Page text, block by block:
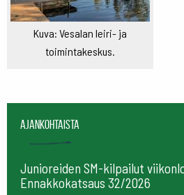
Kuva: Vesalan leiri- ja
toimintakeskus.
Ajankohtaista
Junioreiden SM-kilpailut
Ennakkokatsaus 32/2026